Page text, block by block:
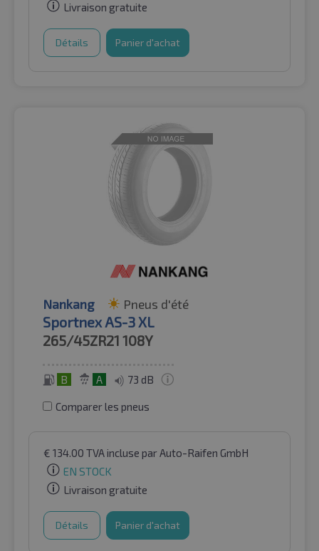
Livraison gratuite
Détails Panier d'achat
Nankang Pneus d'été
Sportnex AS-3 XL
265/45ZR21 108Y
B A 73 dB
Comparer les pneus
€ 134.00 TVA incluse par Auto-Raifen GmbH
EN STOCK
Livraison gratuite
Détails Panier d'achat